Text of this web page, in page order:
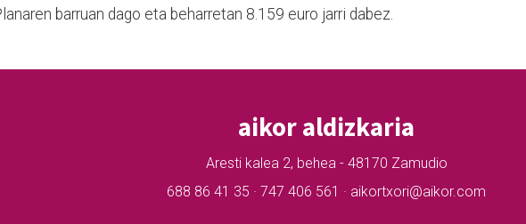
barruan dago eta beharretan 8.159 euro jarri dabez.
aikor aldizkaria
Aresti kalea 2, behea - 48170 Zamudio
688 86 41 35 · 747 406 561 · aikortxori@aikor.com